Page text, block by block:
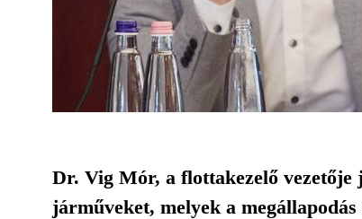
Dr. Vig Mór, a flottakezelő
járműveket, melyek a